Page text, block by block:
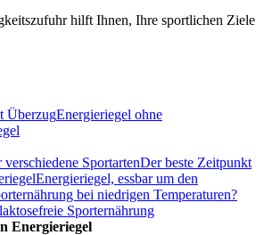
hilft Ihnen, Ihre sportlichen Ziele
ÜberzugEnergieriegel ohne
SportartenDer beste Zeitpunkt
Energieriegel, essbar um den
bei niedrigen Temperaturen?
Sporternährung
Energieriegel